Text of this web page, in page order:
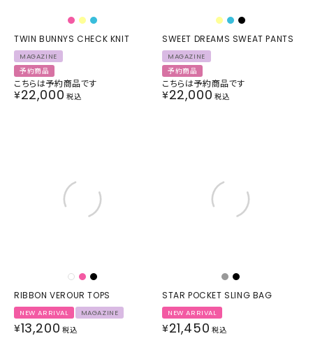
TWIN BUNNYS CHECK KNIT
MAGAZINE
予約商品
こちらは予約商品です
¥22,000 税込
SWEET DREAMS SWEAT PANTS
MAGAZINE
予約商品
こちらは予約商品です
¥22,000 税込
RIBBON VEROUR TOPS
NEW ARRIVAL MAGAZINE
¥13,200 税込
STAR POCKET SLING BAG
NEW ARRIVAL
¥21,450 税込